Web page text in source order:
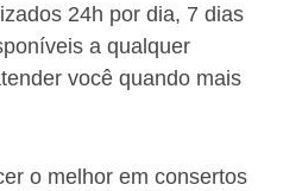
24h por dia, 7 dias
a qualquer
você quando mais
o melhor em consertos